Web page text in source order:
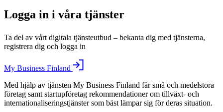
Logga in i våra tjänster
Ta del av vårt digitala tjänsteutbud – bekanta dig med tjänsterna,
registrera dig och logga in
My Business Finland
Med hjälp av tjänsten My Business Finland får små och medelstora
företag samt startupföretag rekommendationer om tillväxt- och
internationaliseringstjänster som bäst lämpar sig för deras situation.